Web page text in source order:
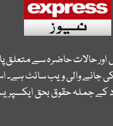
اور حالات حاضرہ سے متعلق
جانے والی ویب سائٹ
کے جملہ حقوق بحق